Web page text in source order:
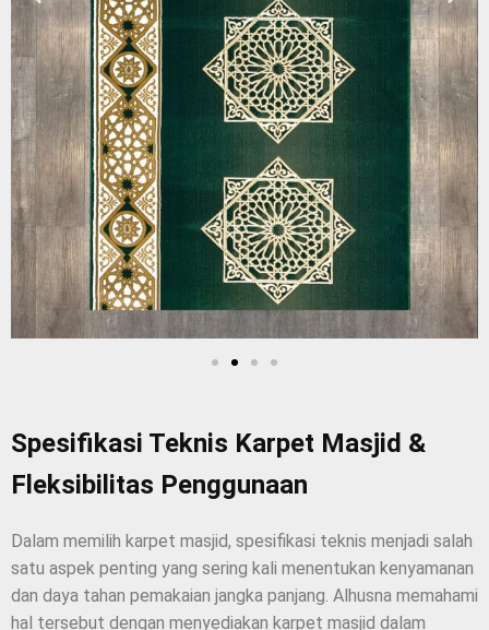
Spesifikasi Teknis Karpet Masjid &
Fleksibilitas Penggunaan
Dalam memilih karpet masjid, spesifikasi teknis menjadi salah
satu aspek penting yang sering kali menentukan kenyamanan
dan daya tahan pemakaian jangka panjang. Alhusna memahami
hal tersebut dengan menyediakan karpet masjid dalam